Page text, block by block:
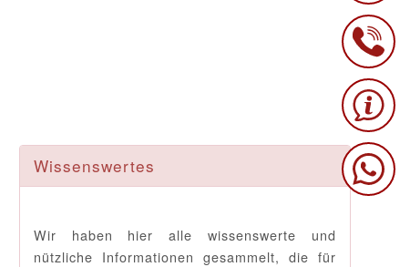
Wissenswertes
Wir haben hier alle wissenswerte und
nützliche Informationen gesammelt, die für